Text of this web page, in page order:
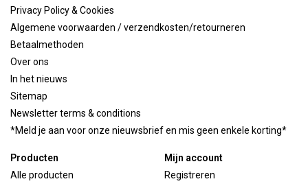
Privacy Policy & Cookies
Algemene voorwaarden / verzendkosten/retourneren
Betaalmethoden
Over ons
In het nieuws
Sitemap
Newsletter terms & conditions
*Meld je aan voor onze nieuwsbrief en mis geen enkele korting*
Producten
Alle producten
Mijn account
Registreren